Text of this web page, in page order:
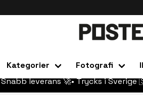
Kategorier Fotografi
Snabb leverans 🚀• Trycks i